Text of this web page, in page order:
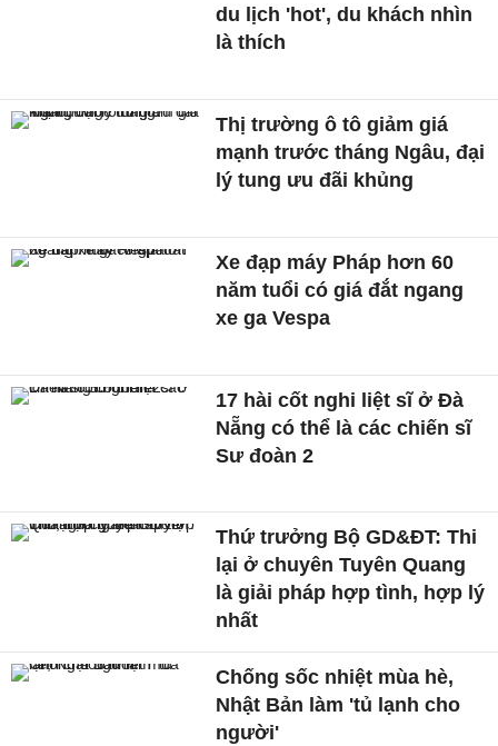
du lịch 'hot', du khách nhìn
là thích
Thị trường ô tô giảm giá
mạnh trước tháng Ngâu, đại
lý tung ưu đãi khủng
Xe đạp máy Pháp hơn 60
năm tuổi có giá đắt ngang
xe ga Vespa
17 hài cốt nghi liệt sĩ ở Đà
Nẵng có thể là các chiến sĩ
Sư đoàn 2
Thứ trưởng Bộ GD&ĐT: Thi
lại ở chuyên Tuyên Quang
là giải pháp hợp tình, hợp lý
nhất
Chống sốc nhiệt mùa hè,
Nhật Bản làm 'tủ lạnh cho
người'